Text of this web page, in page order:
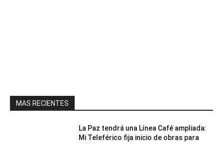
MAS RECIENTES
La Paz tendrá una Línea Café ampliada:
Mi Teleférico fija inicio de obras para